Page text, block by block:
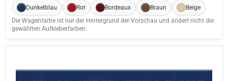
Dunkelblau Rot Bordeaux Braun
Beige
Die Wagenfarbe ist nur der Hintergrund der Vorschau und ändert nicht die
gewählten Aufkleberfarben.